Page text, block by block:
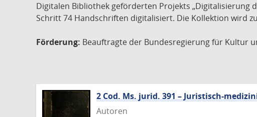
Digitalen Bibliothek geförderten Projekts
Schritt 74 Handschriften digitalisiert. Die Kollektion wird
Förderung: Beauftragte der Bundesregierung für Kultur
2 Cod. Ms. jurid. 391 – Juristisch-
Autoren